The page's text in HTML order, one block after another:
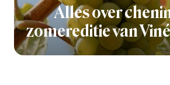
Alles over
zomereditie van